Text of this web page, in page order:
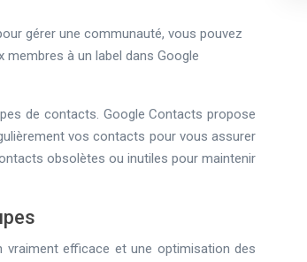
gérer une communauté, vous pouvez
à un label dans Google
de contacts. Google Contacts propose
vos contacts pour vous assurer
obsolètes ou inutiles pour maintenir
vraiment efficace et une optimisation des